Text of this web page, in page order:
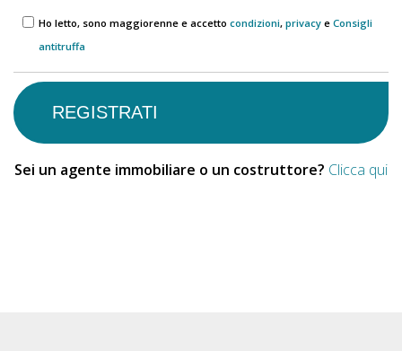
Ho letto, sono maggiorenne e accetto condizioni, privacy e Consigli
antitruffa
Sei un agente immobiliare o un costruttore? Clicca qui